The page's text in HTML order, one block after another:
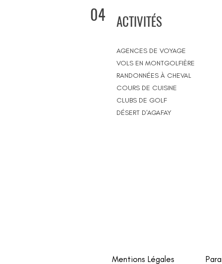
04 ACTIVITÉS
AGENCES DE VOYAGE
VOLS EN MONTGOLFIÈRE
RANDONNÉES À CHEVAL
COURS DE CUISINE
CLUBS DE GOLF
DÉSERT D'AGAFAY
Mentions Légales